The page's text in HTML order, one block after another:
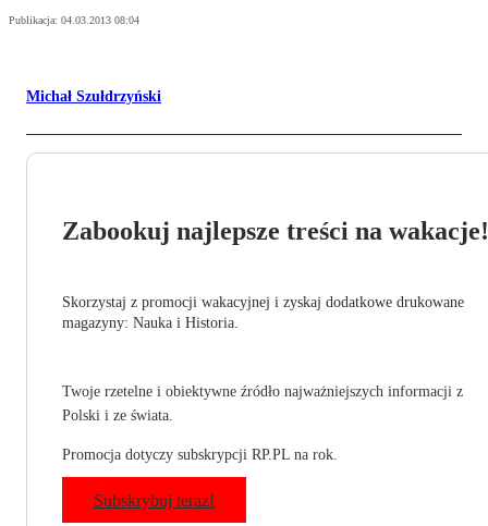
Publikacja: 04.03.2013 08:04
Michał Szułdrzyński
Zabookuj najlepsze treści na wakacje!
Skorzystaj z promocji wakacyjnej i zyskaj dodatkowe drukowane
magazyny: Nauka i Historia.
Twoje rzetelne i obiektywne źródło najważniejszych informacji z
Polski i ze świata.
Promocja dotyczy subskrypcji RP.PL na rok.
Subskrybuj teraz!